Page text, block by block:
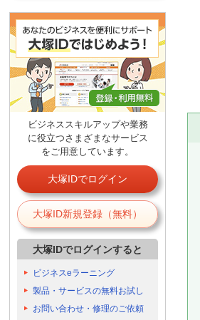
ビジネススキルアップや業務
に役立つさまざまなサービス
をご用意しています。
大塚IDでログイン
大塚ID新規登録（無料）
大塚IDでログインすると
ビジネスeラーニング
製品・サービスの無料お試し
お問い合わせ・修理のご依頼